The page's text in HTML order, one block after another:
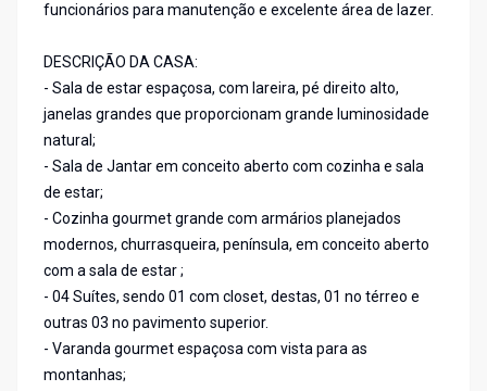
funcionários para manutenção e excelente área de lazer.
DESCRIÇÃO DA CASA:
- Sala de estar espaçosa, com lareira, pé direito alto,
janelas grandes que proporcionam grande luminosidade
natural;
- Sala de Jantar em conceito aberto com cozinha e sala
de estar;
- Cozinha gourmet grande com armários planejados
modernos, churrasqueira, península, em conceito aberto
com a sala de estar ;
- 04 Suítes, sendo 01 com closet, destas, 01 no térreo e
outras 03 no pavimento superior.
- Varanda gourmet espaçosa com vista para as
montanhas;